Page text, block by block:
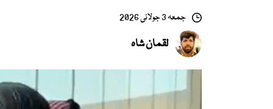
جمعہ 3 جولائی 2026
لقمان شاہ